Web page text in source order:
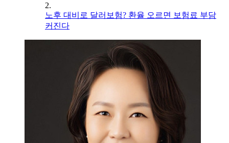
2.
노후 대비로 달러보험? 환율 오르면 보험료 부담
커진다